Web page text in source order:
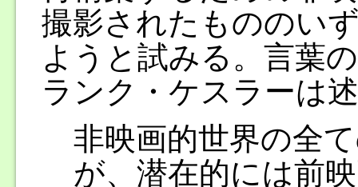
撮影されたもののい
ようと試みる。言葉
ランク・ケスラーは
非映画的世界の全
が、潜在的には前